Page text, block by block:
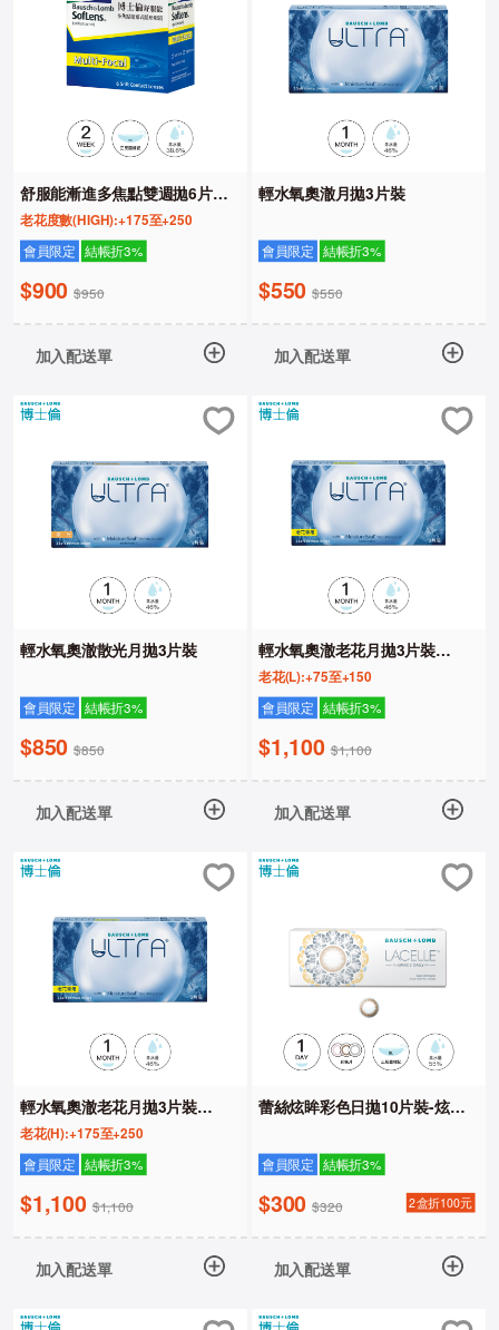
舒服能漸進多焦點雙週拋6片裝
(HIGH)
老花度數(HIGH):+175至+250
會員限定 結帳折3%
$900 $950
加入配送單
輕水氧奧澈月拋3片裝
會員限定 結帳折3%
$550 $550
加入配送單
輕水氧奧澈散光月拋3片裝
會員限定 結帳折3%
$850 $850
加入配送單
輕水氧奧澈老花月拋3片裝
(LOW)
老花(L):+75至+150
會員限定 結帳折3%
$1,100 $1,100
加入配送單
輕水氧奧澈老花月拋3片裝
(HIGH)
老花(H):+175至+250
會員限定 結帳折3%
$1,100 $1,100
加入配送單
蕾絲炫眸彩色日拋10片裝-炫眸
會員限定 結帳折3%
$300 $320 2盒折100元
加入配送單